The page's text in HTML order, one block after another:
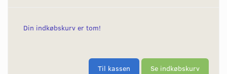
Din indkøbskurv er tom!
Til kassen Se indkøbskurv